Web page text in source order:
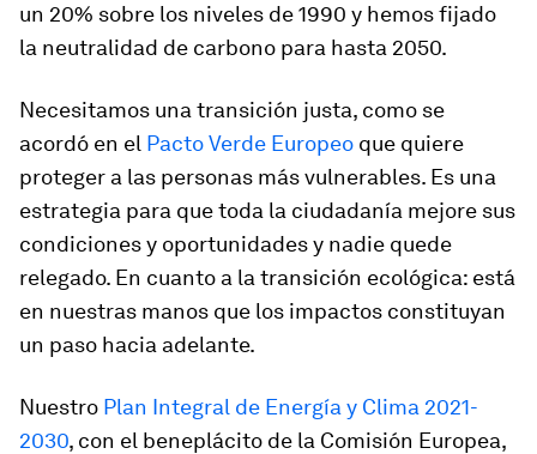
un 20% sobre los niveles de 1990 y hemos fijado
la neutralidad de carbono para hasta 2050.
Necesitamos una transición justa, como se
acordó en el Pacto Verde Europeo que quiere
proteger a las personas más vulnerables. Es una
estrategia para que toda la ciudadanía mejore sus
condiciones y oportunidades y nadie quede
relegado. En cuanto a la transición ecológica: está
en nuestras manos que los impactos constituyan
un paso hacia adelante.
Nuestro Plan Integral de Energía y Clima 2021-
2030, con el beneplácito de la Comisión Europea,